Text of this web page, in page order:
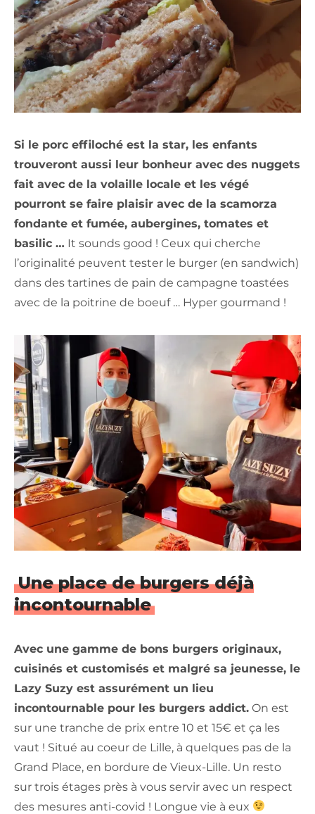
Si le porc effiloché est la star, les enfants
trouveront aussi leur bonheur avec des nuggets
fait avec de la volaille locale et les végé
pourront se faire plaisir avec de la scamorza
fondante et fumée, aubergines, tomates et
basilic … It sounds good ! Ceux qui cherche
l’originalité peuvent tester le burger (en sandwich)
dans des tartines de pain de campagne toastées
avec de la poitrine de boeuf … Hyper gourmand !
Une place de burgers déjà
incontournable
Avec une gamme de bons burgers originaux,
cuisinés et customisés et malgré sa jeunesse, le
Lazy Suzy est assurément un lieu
incontournable pour les burgers addict. On est
sur une tranche de prix entre 10 et 15€ et ça les
vaut ! Situé au coeur de Lille, à quelques pas de la
Grand Place, en bordure de Vieux-Lille. Un resto
sur trois étages près à vous servir avec un respect
des mesures anti-covid ! Longue vie à eux